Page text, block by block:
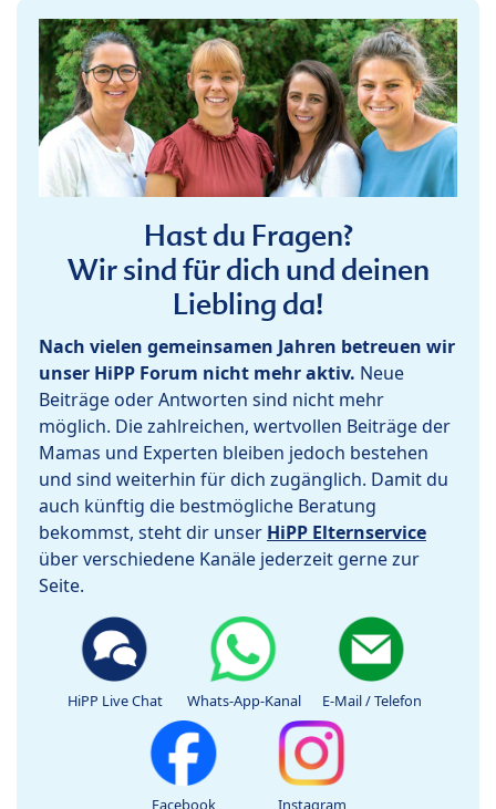
Hast du Fragen?
Wir sind für dich und deinen
Liebling da!
Nach vielen gemeinsamen Jahren betreuen wir
unser HiPP Forum nicht mehr aktiv. Neue
Beiträge oder Antworten sind nicht mehr
möglich. Die zahlreichen, wertvollen Beiträge der
Mamas und Experten bleiben jedoch bestehen
und sind weiterhin für dich zugänglich. Damit du
auch künftig die bestmögliche Beratung
bekommst, steht dir unser HiPP Elternservice
über verschiedene Kanäle jederzeit gerne zur
Seite.
HiPP Live Chat Whats-App-Kanal E-Mail / Telefon
Facebook Instagram